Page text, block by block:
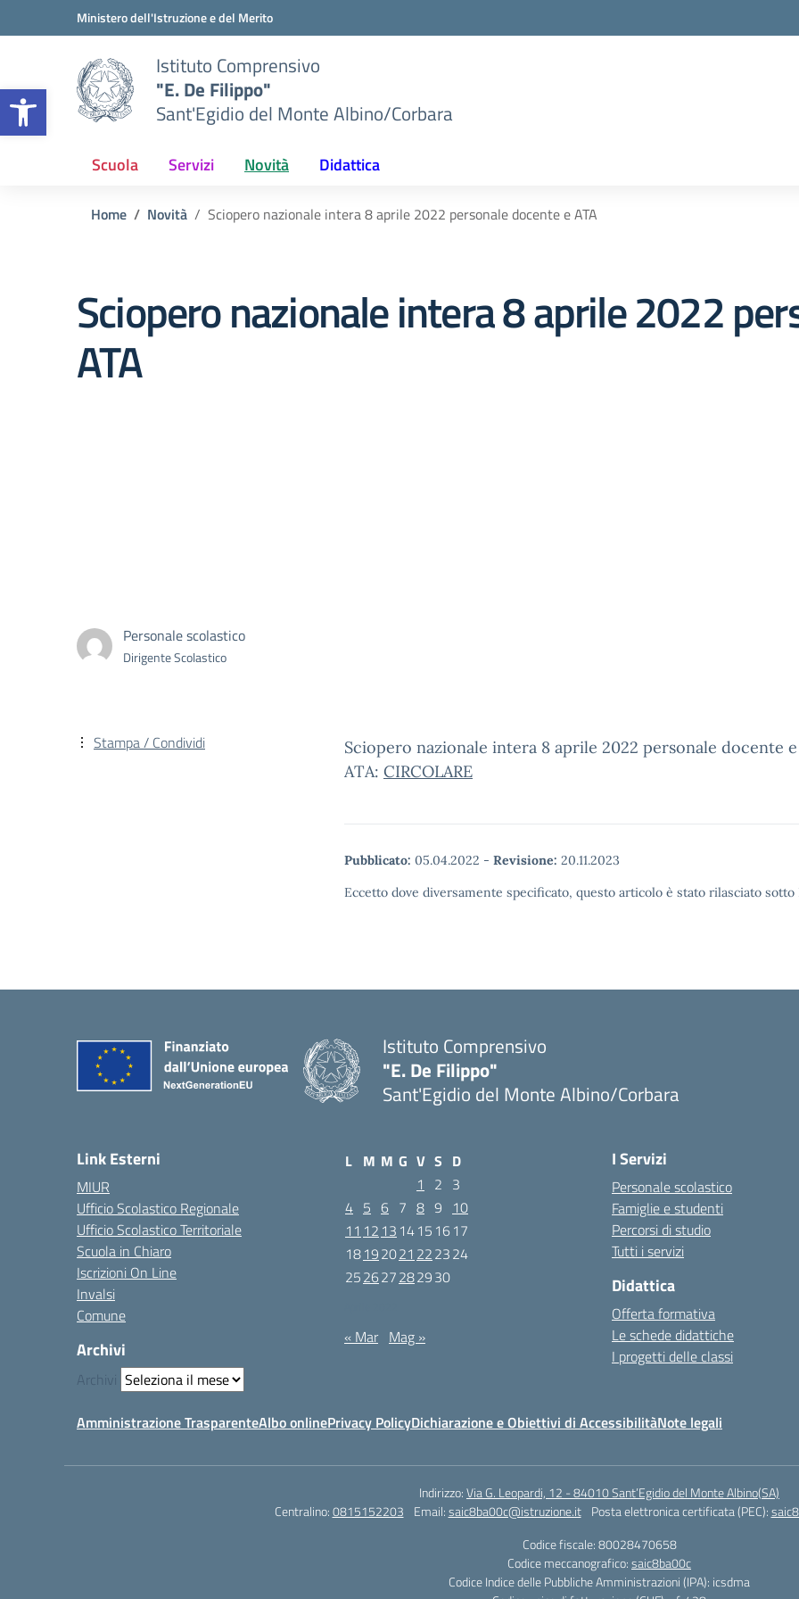
Apri la barra degli strumenti
Vai ai contenuti
Vai al menu di navigazioneMinistero dell'Istruzione e del Merito
Istituto Comprensivo
"E. De Filippo"
Sant'Egidio del Monte Albino/Corbara
Scuola Servizi Novità Didattica
Home Novità Sciopero nazionale intera 8 aprile 2022 personale docente e ATA
Sciopero nazionale intera 8 aprile 2022
ATA
Personale scolastico
Dirigente Scolastico
Sciopero nazionale intera 8 aprile 2022 personale docente e
ATA: CIRCOLARE
Pubblicato: 05.04.2022 - Revisione: 20.11.2023
Eccetto dove diversamente specificato, questo articolo è stato rilasciato
Stampa / Condividi
Istituto Comprensivo
"E. De Filippo"
Sant'Egidio del Monte Albino/Corbara
Link Esterni
MIUR
Ufficio Scolastico Regionale
Ufficio Scolastico Territoriale
Scuola in Chiaro
Iscrizioni On Line
Invalsi
Comune
Archivi
Archivi
L M M G V S D
1
2 3
4 5 6 7 8 9 10
11 12 13 1415 1617
18192021 222324
252627282930
« Mar Mag »
I Servizi
Personale scolastico
Famiglie e studenti
Percorsi di studio
Tutti i servizi
Didattica
Offerta formativa
Le schede didattiche
I progetti delle classi
Amministrazione TrasparenteAlbo onlinePrivacy PolicyDichiarazione e Obiettivi di AccessibilitàNote legali
Indirizzo:Via G. Leopardi, 12 - 84010 Sant’Egidio del Monte Albino(SA)
Centralino:0815152203 Email:saic8ba00c@istruzione.it Posta elettronica certificata (PEC):
Codice fiscale: 80028470658
Codice meccanografico:saic8ba00c
Codice Indice delle Pubbliche Amministrazioni (IPA): icsdma